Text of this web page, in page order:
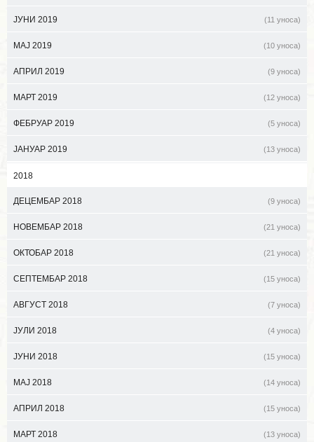
ЈУНИ 2019 (11 уноса)
МАЈ 2019 (10 уноса)
АПРИЛ 2019 (9 уноса)
МАРТ 2019 (12 уноса)
ФЕБРУАР 2019 (5 уноса)
ЈАНУАР 2019 (13 уноса)
2018
ДЕЦЕМБАР 2018 (9 уноса)
НОВЕМБАР 2018 (21 уноса)
ОКТОБАР 2018 (21 уноса)
СЕПТЕМБАР 2018 (15 уноса)
АВГУСТ 2018 (7 уноса)
ЈУЛИ 2018 (4 уноса)
ЈУНИ 2018 (15 уноса)
МАЈ 2018 (14 уноса)
АПРИЛ 2018 (15 уноса)
МАРТ 2018 (13 уноса)